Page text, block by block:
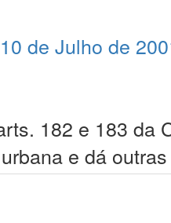
de Julho de
182 e 183 da
e dá